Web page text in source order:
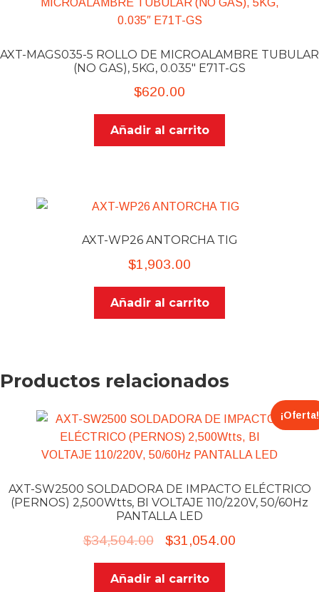
AXT-MAGS035-5 ROLLO DE MICROALAMBRE TUBULAR
(NO GAS), 5KG, 0.035″ E71T-GS
$620.00
Añadir al carrito
AXT-WP26 ANTORCHA TIG
$1,903.00
Añadir al carrito
Productos relacionados
AXT-SW2500 SOLDADORA DE IMPACTO ELÉCTRICO
(PERNOS) 2,500Wtts, BI VOLTAJE 110/220V, 50/60Hz
PANTALLA LED
¡Oferta!
$34,504.00
Original
price
was:
$31,054.00
Añadir al carrito